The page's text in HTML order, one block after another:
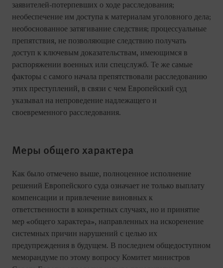
заявителей-потерпевших о ходе расследования;
необеспечение им доступа к материалам уголовного дела;
необоснованное затягивание следствия; процессуальные
препятствия, не позволяющие следствию получать
доступ к ключевым доказательствам, имеющимся в
распоряжении военных или спецслужб. Те же самые
факторы с самого начала препятствовали расследованию
этих преступлений, в связи с чем Европейский суд
указывал на непроведение надлежащего и
своевременного расследования.
Меры общего характера
Как было отмечено выше, полноценное исполнение
решений Европейского суда означает не только выплату
компенсации и привлечение виновных к
ответственности в конкретных случаях, но и принятие
мер «общего характера», направленных на искоренение
системных причин нарушений с целью их
предупреждения в будущем. В последнем общедоступном
меморандуме по этому вопросу Комитет министров